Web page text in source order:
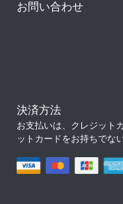
お問い合わせ
決済方法
お支払いは、クレジット
ットカードをお持ちでな